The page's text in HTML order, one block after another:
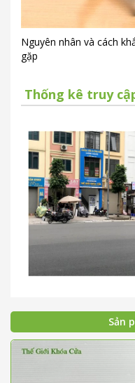
Nguyên nhân và cách
gặp
Thống kê truy
Sản